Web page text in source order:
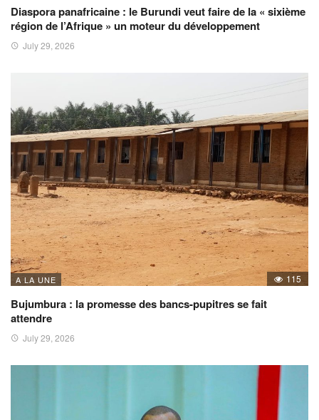
Diaspora panafricaine : le Burundi veut faire de la « sixième
région de l’Afrique » un moteur du développement
July 29, 2026
A LA UNE 115
Bujumbura : la promesse des bancs-pupitres se fait
attendre
July 29, 2026